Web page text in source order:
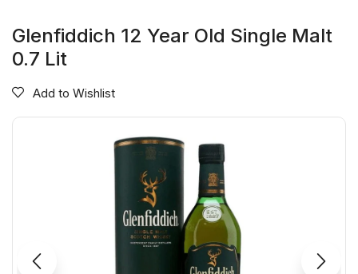
Glenfiddich 12 Year Old Single Malt
0.7 Lit
Add to Wishlist